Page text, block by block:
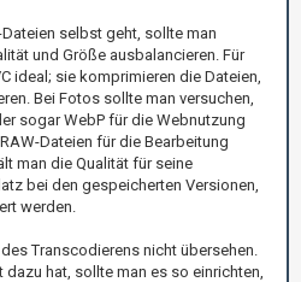
selbst geht, sollte man
und Größe ausbalancieren. Für
ideal; sie komprimieren die Dateien,
Bei Fotos sollte man versuchen,
sogar WebP für die Webnutzung
Dateien für die Bearbeitung
man die Qualität für seine
bei den gespeicherten Versionen,
werden.
Transcodierens nicht übersehen.
hat, sollte man es so einrichten,